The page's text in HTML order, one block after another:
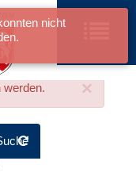
nicht
werden. ×